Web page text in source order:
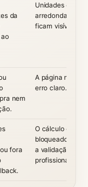
da
Unidades e
ficam visíveis.
nem
A página mostra
erro claro.
fora
O cálculo é
bloqueado e
a validação
profissional.